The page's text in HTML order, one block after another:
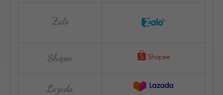
Zalo
Shopee
Lazada